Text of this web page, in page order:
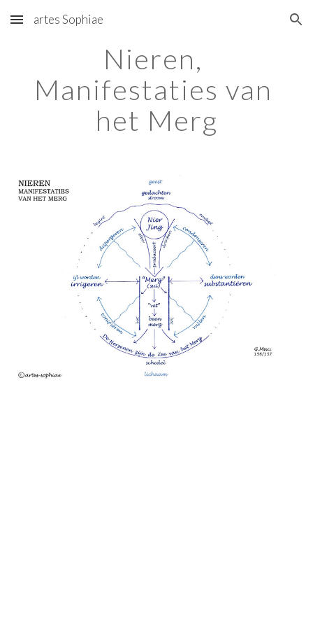
Skip to main content Skip to navigation
artes Sophiae
Nieren,
Manifestaties van
het Merg